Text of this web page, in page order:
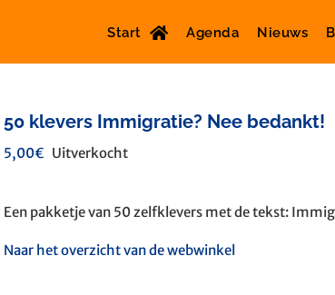
Start Agenda Nieuws
50 klevers Immigratie? Nee bedankt!
5,00€ Uitverkocht
Een pakketje van 50 zelfklevers met de tekst:
Naar het overzicht van de webwinkel